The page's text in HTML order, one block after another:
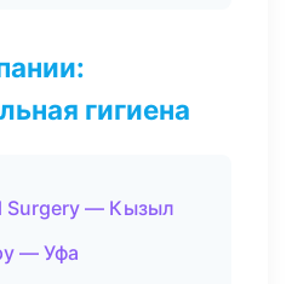
гигиена
Surgery — Кызыл
— Уфа